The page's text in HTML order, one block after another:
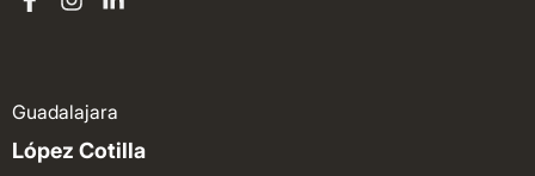
Guadalajara
López Cotilla